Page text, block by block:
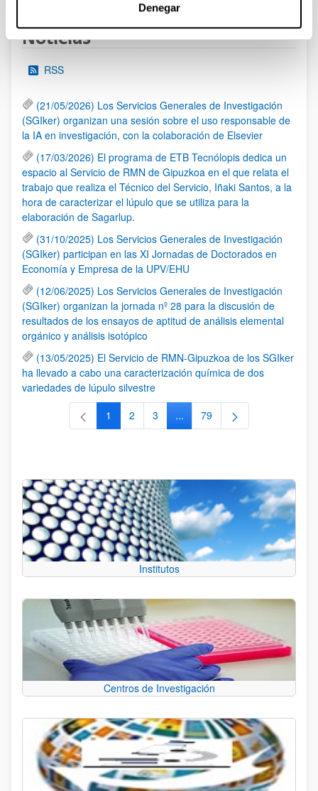
Denegar
Noticias
RSS
(21/05/2026) Los Servicios Generales de Investigación
(SGIker) organizan una sesión sobre el uso responsable de
la IA en investigación, con la colaboración de Elsevier
(17/03/2026) El programa de ETB Tecnólopis dedica un
espacio al Servicio de RMN de Gipuzkoa en el que relata el
trabajo que realiza el Técnico del Servicio, Iñaki Santos, a la
hora de caracterizar el lúpulo que se utiliza para la
elaboración de Sagarlup.
(31/10/2025) Los Servicios Generales de Investigación
(SGIker) participan en las XI Jornadas de Doctorados en
Economía y Empresa de la UPV/EHU
(12/06/2025) Los Servicios Generales de Investigación
(SGIker) organizan la jornada nº 28 para la discusión de
resultados de los ensayos de aptitud de análisis elemental
orgánico y análisis isotópico
(13/05/2025) El Servicio de RMN-Gipuzkoa de los SGIker
ha llevado a cabo una caracterización química de dos
variedades de lúpulo silvestre
Página
1 Página
2 Página
3 ...Páginas intermedias Use TAB
Página
79
Institutos
Centros de Investigación